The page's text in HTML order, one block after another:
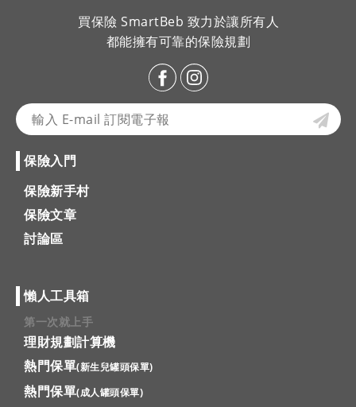
買保險 SmartBeb 致力於讓所有人
都能擁有可靠的保險規劃
保險入門
保險新手村
保險文章
討論區
懶人工具箱
第一次就上手
理財規劃計算機
熱門保單(新生兒罐頭保單)
熱門保單(成人罐頭保單)